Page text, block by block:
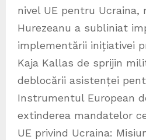
nivel UE pentru Ucraina,
Hurezeanu a subliniat
implementării inițiativei
Kaja Kallas de sprijin
deblocării asistenței
Instrumentul European
extinderea mandatelor
UE privind Ucraina: